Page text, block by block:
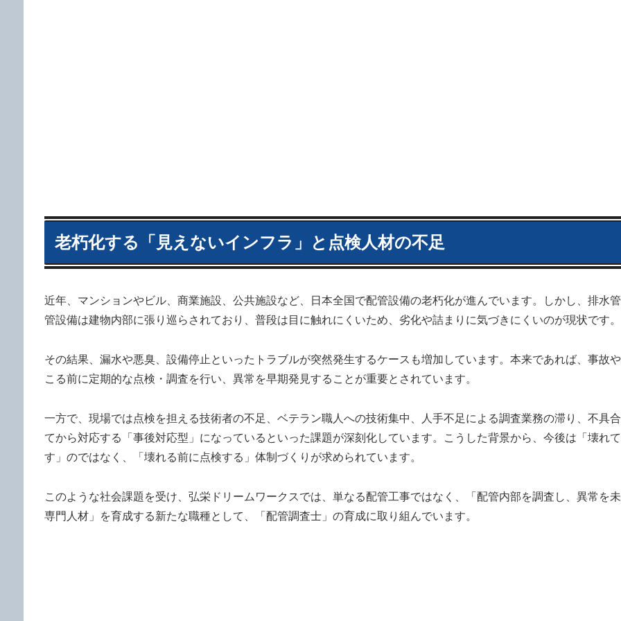
老朽化する「見えないインフラ」と点検人材の不足
近年、マンションやビル、商業施設、公共施設など、日本全国で配管設備の老朽化が進んでいます。しかし、排水
管設備は建物内部に張り巡らされており、普段は目に触れにくいため、劣化や詰まりに気づきにくいのが現状です。
その結果、漏水や悪臭、設備停止といったトラブルが突然発生するケースも増加しています。本来であれば、事故
こる前に定期的な点検・調査を行い、異常を早期発見することが重要とされています。
一方で、現場では点検を担える技術者の不足、ベテラン職人への技術集中、人手不足による調査業務の滞り、不具
てから対応する「事後対応型」になっているといった課題が深刻化しています。こうした背景から、今後は「壊れ
す」のではなく、「壊れる前に点検する」体制づくりが求められています。
このような社会課題を受け、弘栄ドリームワークスでは、単なる配管工事ではなく、「配管内部を調査し、異常を
専門人材」を育成する新たな職種として、「配管調査士」の育成に取り組んでいます。